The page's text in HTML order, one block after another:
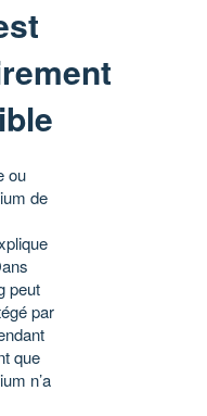
ou
de
peut
par
que
n’a